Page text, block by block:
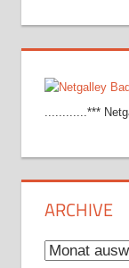
............***
ARCHIVE
Archive